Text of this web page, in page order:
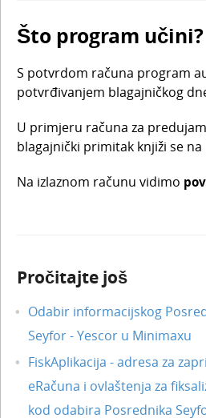
Što program učini?
S potvrdom računa program
potvrđivanjem blagajničkog
U primjeru računa za
blagajnički primitak knjiži se
Na izlaznom računu vidimo
Pročitajte još
Odabir informacijskog
Seyfor - Yescor u Minimaxu
FiskAplikacija - adresa za
eRačuna i ovlaštenja za
kod odabira Posrednika